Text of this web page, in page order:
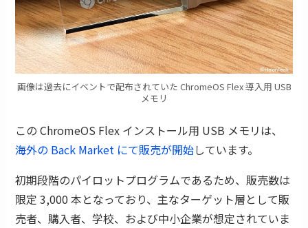
画像は過去にイベントで配布されていた ChromeOS Flex 導入用 USB
メモリ
この ChromeOS Flex インストール用 USB メモリは、
海外の Back Market にて販売が開始しています。
初期段階のパイロットプログラムであるため、販売数は
限定 3,000 本となっており、主なターゲット層として販
売者、購入者、学校、および中小企業が想定されていま